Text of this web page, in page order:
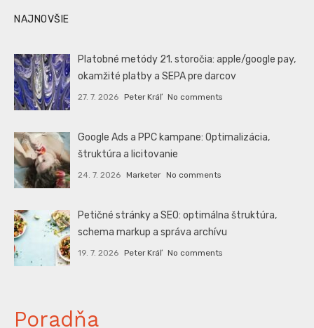
NAJNOVŠIE
Platobné metódy 21. storočia: apple/google pay,
okamžité platby a SEPA pre darcov
27. 7. 2026 Peter Kráľ No comments
Google Ads a PPC kampane: Optimalizácia,
štruktúra a licitovanie
24. 7. 2026 Marketer No comments
Petičné stránky a SEO: optimálna štruktúra,
schema markup a správa archívu
19. 7. 2026 Peter Kráľ No comments
Poradňa